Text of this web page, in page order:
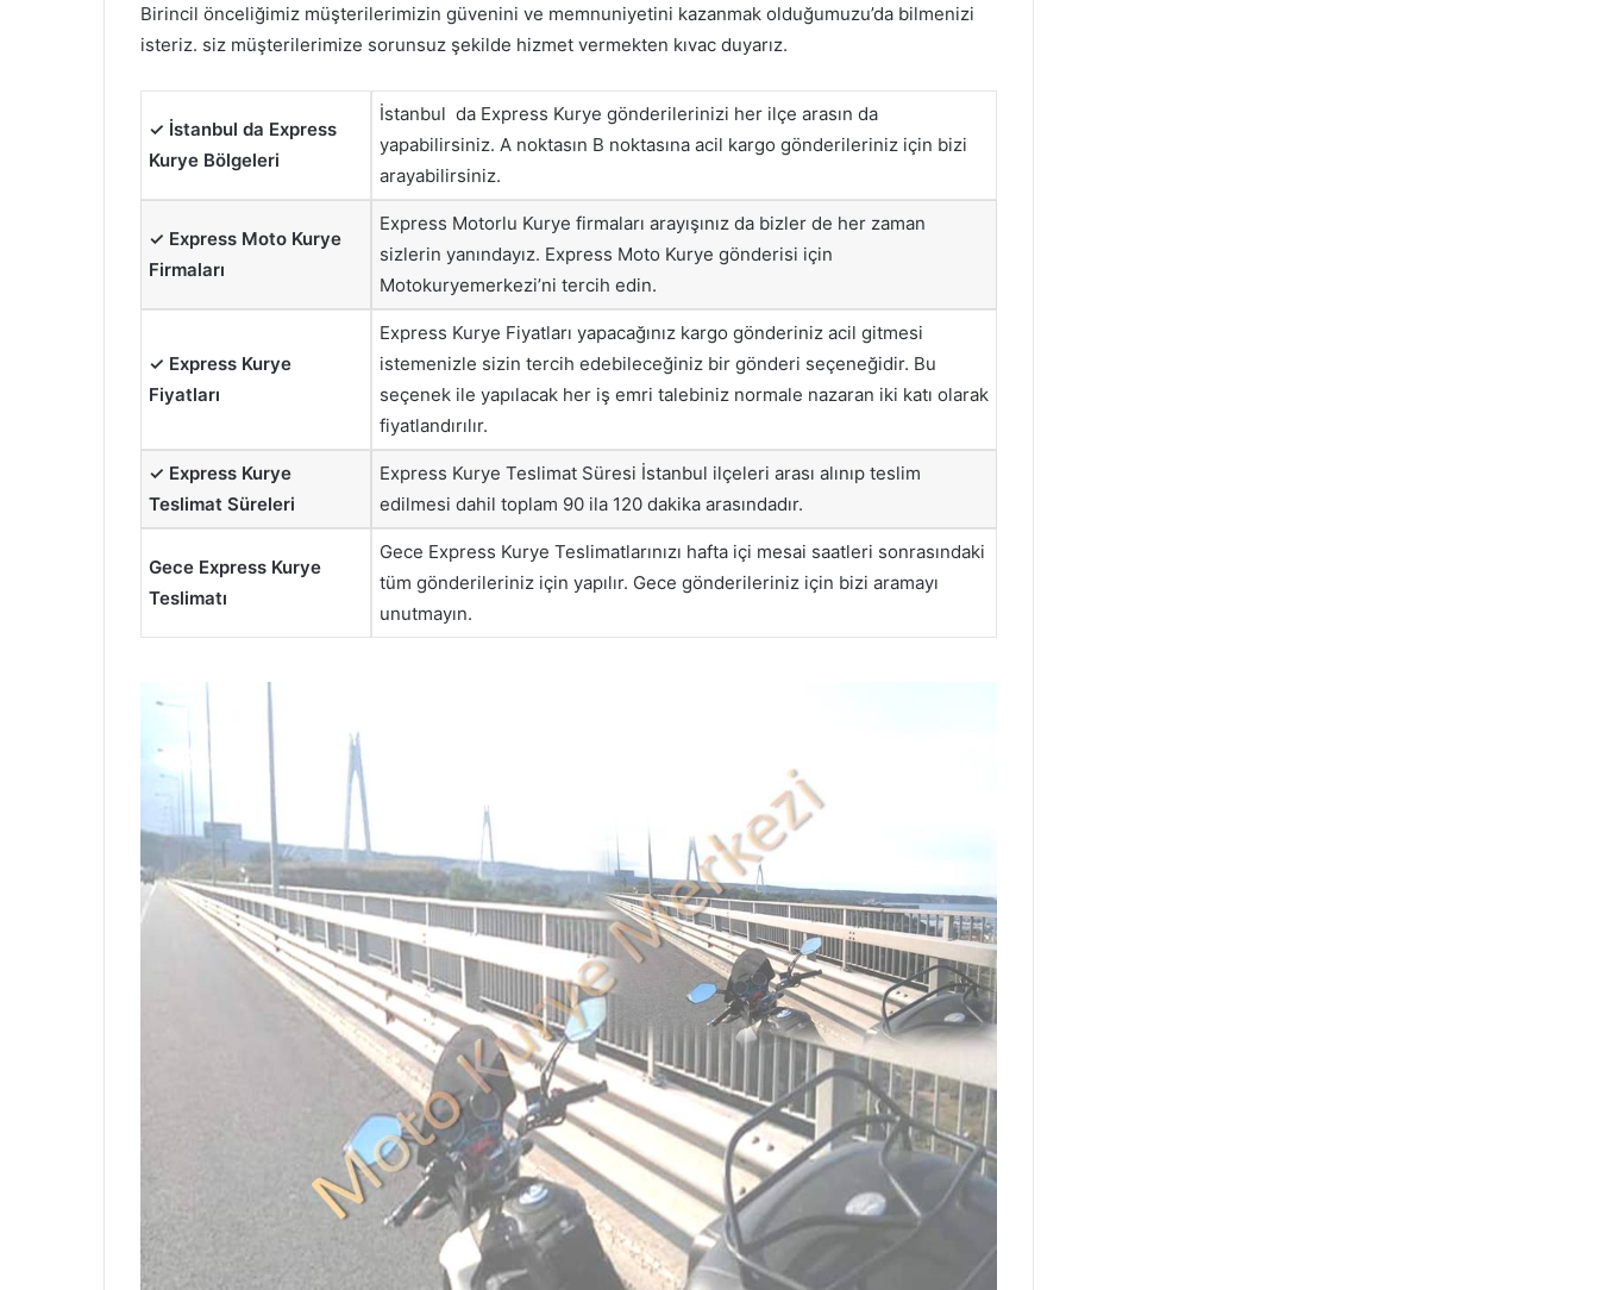
Birincil önceliğimiz müşterilerimizin güvenini ve memnuniyetini kazanmak olduğumuzu’da bilmenizi
isteriz. siz müşterilerimize sorunsuz şekilde hizmet vermekten kıvac duyarız.
✓ İstanbul da Express
Kurye Bölgeleri
İstanbul da Express Kurye gönderilerinizi her ilçe arasın da
yapabilirsiniz. A noktasın B noktasına acil kargo gönderileriniz için bizi
arayabilirsiniz.
✓ Express Moto Kurye
Firmaları
Express Motorlu Kurye firmaları arayışınız da bizler de her zaman
sizlerin yanındayız. Express Moto Kurye gönderisi için
Motokuryemerkezi’ni tercih edin.
✓ Express Kurye
Fiyatları
Express Kurye Fiyatları yapacağınız kargo gönderiniz acil gitmesi
istemenizle sizin tercih edebileceğiniz bir gönderi seçeneğidir. Bu
seçenek ile yapılacak her iş emri talebiniz normale nazaran iki katı olarak
fiyatlandırılır.
✓ Express Kurye
Teslimat Süreleri
Express Kurye Teslimat Süresi İstanbul ilçeleri arası alınıp teslim
edilmesi dahil toplam 90 ila 120 dakika arasındadır.
Gece Express Kurye
Teslimatı
Gece Express Kurye Teslimatlarınızı hafta içi mesai saatleri sonrasındaki
tüm gönderileriniz için yapılır. Gece gönderileriniz için bizi aramayı
unutmayın.